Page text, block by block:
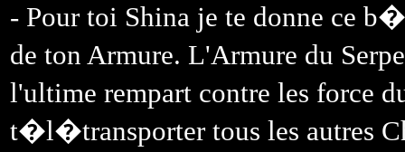
- Pour toi Shina je te donne ce
de ton Armure. L'Armure du
l'ultime rempart contre les force
t�l�transporter tous les autres